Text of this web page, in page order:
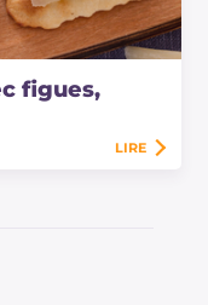
figues,
LIRE